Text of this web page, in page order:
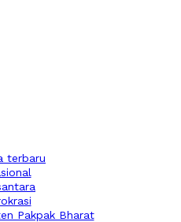
terbaru
Pakpak Bharat